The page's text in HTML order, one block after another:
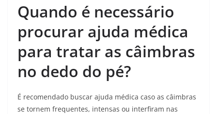
Quando é necessário
procurar ajuda médica
para tratar as câimbras
no dedo do pé?
É recomendado buscar ajuda médica caso as câimbras
se tornem frequentes, intensas ou interfiram nas